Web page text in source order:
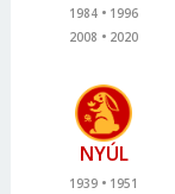
1984
1996
2008
2020
NYÚL
1939
1951